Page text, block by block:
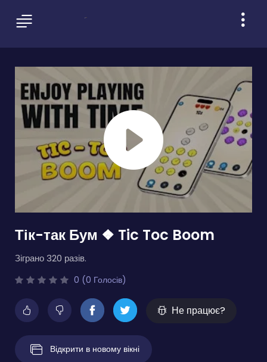
Тік-так Бум ❖ Tic Toc Boom
Зіграно 320 разів.
0 (0 Голосів)
Не працює?
Відкрити в новому вікні